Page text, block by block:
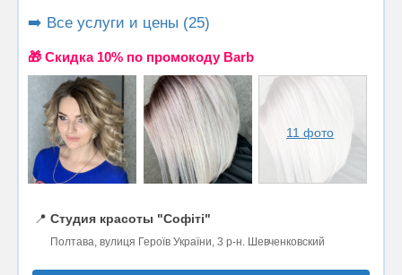
➡️ Все услуги и цены (25)
🎁 Cкидка 10% по промокоду Barb
11 фото
📍 Студия красоты "Софіті"
Полтава, вулиця Героїв України, 3 р-н. Шевченковский